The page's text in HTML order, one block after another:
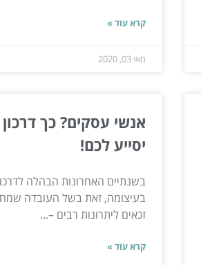
קרא עוד »
מאי 03, 2020
אנשי עסקים? כך דרכון
יסייע לכם!
בשנתיים האחרונות הבהלה
בעיצומה, זאת בשל העובדה
זכאים ליתרונות רבים –...
קרא עוד »